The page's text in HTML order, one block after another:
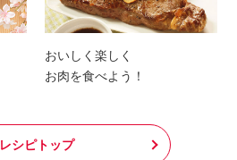
おいしく楽しく
お肉を食べよう！
レシピトップ